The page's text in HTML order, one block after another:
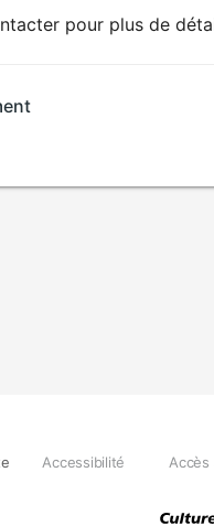
POURpour plus de
Accessibilité Accès